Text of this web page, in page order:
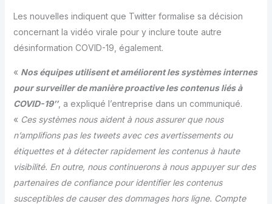
Les nouvelles indiquent que Twitter formalise sa décision
concernant la vidéo virale pour y inclure toute autre
désinformation COVID-19, également.
« Nos équipes utilisent et améliorent les systèmes internes
pour surveiller de manière proactive les contenus liés à
COVID-19″, a expliqué l’entreprise dans un communiqué.
« Ces systèmes nous aident à nous assurer que nous
n’amplifions pas les tweets avec ces avertissements ou
étiquettes et à détecter rapidement les contenus à haute
visibilité. En outre, nous continuerons à nous appuyer sur des
partenaires de confiance pour identifier les contenus
susceptibles de causer des dommages hors ligne. Compte